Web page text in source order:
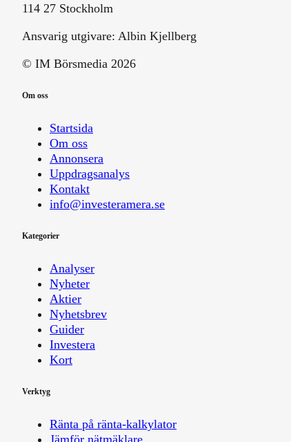
114 27 Stockholm
Ansvarig utgivare: Albin Kjellberg
© IM Börsmedia 2026
Om oss
Startsida
Om oss
Annonsera
Uppdragsanalys
Kontakt
info@investeramera.se
Kategorier
Analyser
Nyheter
Aktier
Nyhetsbrev
Guider
Investera
Kort
Verktyg
Ränta på ränta-kalkylator